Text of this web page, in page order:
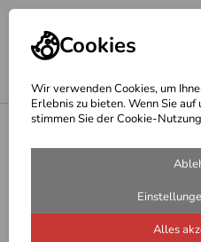
Cookies
Wir verwenden Cookies, um
Erlebnis zu bieten. Wenn Sie
stimmen Sie der Cookie-
Alles
Fahrradtaschen & Radrucksäcke